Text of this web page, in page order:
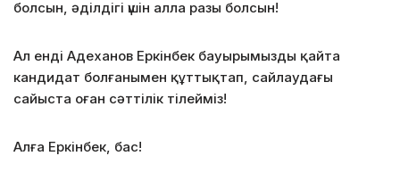
болсын, әділдігі үшін алла разы болсын!
Ал енді Адеханов Еркінбек бауырымызды қайта
кандидат болғанымен құттықтап, сайлаудағы
сайыста оған сәттілік тілейміз!
Алға Еркінбек, бас!